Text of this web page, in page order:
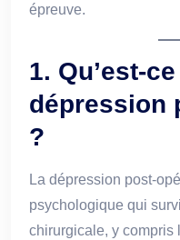
épreuve.
1. Qu’est-
dépression
?
La dépression post-
psychologique qui
chirurgicale, y compris